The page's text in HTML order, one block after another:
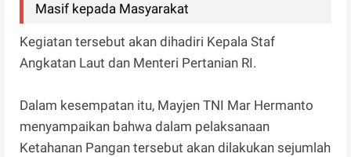
Masif kepada Masyarakat
Kegiatan tersebut akan dihadiri Kepala Staf
Angkatan Laut dan Menteri Pertanian RI.
Dalam kesempatan itu, Mayjen TNI Mar Hermanto
menyampaikan bahwa dalam pelaksanaan
Ketahanan Pangan tersebut akan dilakukan sejumlah